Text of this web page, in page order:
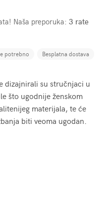
Naša preporuka: 3 rate
potrebno Besplatna dostava
dizajnirali su stručnjaci u
što ugodnije ženskom
materijala, te će
biti veoma ugodan.